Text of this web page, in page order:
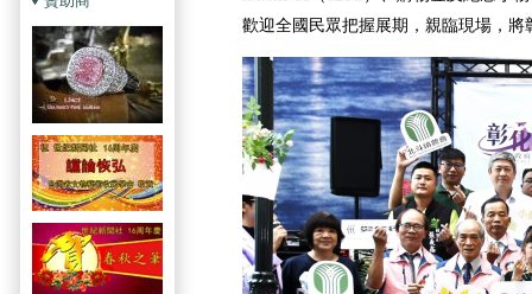
歡迎全國民眾把握展期，親臨現場，